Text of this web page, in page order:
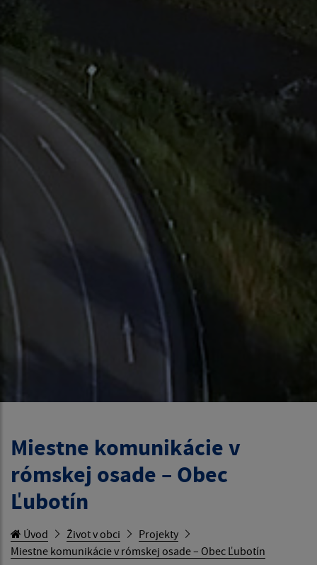
Miestne komunikácie v
rómskej osade – Obec
Ľubotín
Úvod Život v obci
Projekty
Miestne komunikácie v rómskej osade – Obec Ľubotín